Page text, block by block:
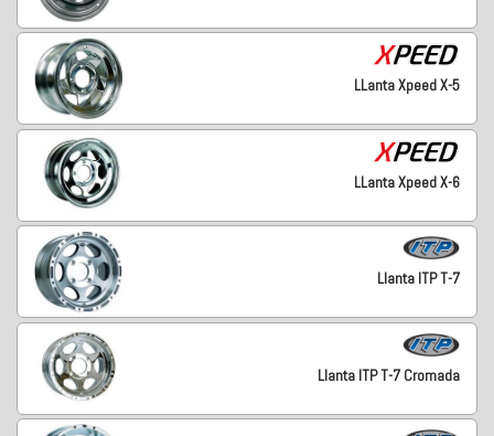
LLanta Xpeed X-5
LLanta Xpeed X-6
Llanta ITP T-7
Llanta ITP T-7 Cromada